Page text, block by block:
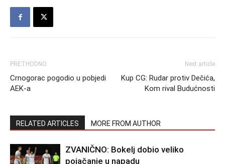
PRETHODNO
Crnogorac pogodio u pobjedi
AEK-a
Next article
Kup CG: Rudar protiv Dečića,
Kom rival Budućnosti
RELATED ARTICLES MORE FROM AUTHOR
ZVANIČNO: Bokelj dobio veliko
pojačanje u napadu